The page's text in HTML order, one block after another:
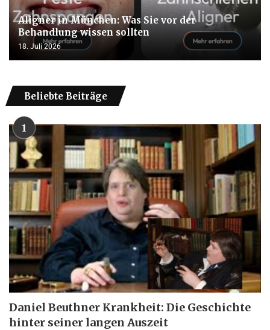
Aligner in München: Was Sie vor der
Behandlung wissen sollten
18. Juli 2026
Beliebte Beiträge
1
Daniel Beuthner Krankheit: Die Geschichte
hinter seiner langen Auszeit